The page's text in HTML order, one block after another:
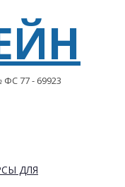
77 - 69923
ДЛЯ